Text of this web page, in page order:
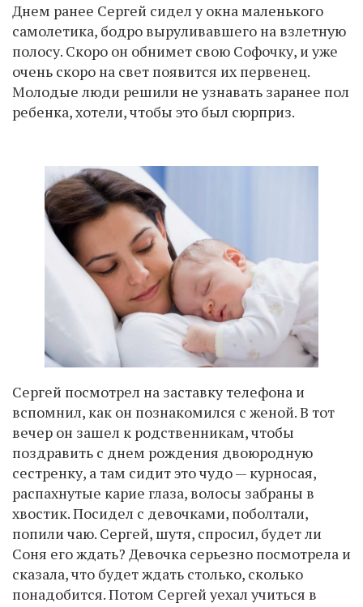
Днем ранее Сергей сидел у окна маленького
самолетика, бодро выруливавшего на взлетную
полосу. Скоро он обнимет свою Софочку, и уже
очень скоро на свет появится их первенец.
Молодые люди решили не узнавать заранее пол
ребенка, хотели, чтобы это был сюрприз.
Сергей посмотрел на заставку телефона и
вспомнил, как он познакомился с женой. В тот
вечер он зашел к родственникам, чтобы
поздравить с днем рождения двоюродную
сестренку, а там сидит это чудо — курносая,
распахнутые карие глаза, волосы забраны в
хвостик. Посидел с девочками, поболтали,
попили чаю. Сергей, шутя, спросил, будет ли
Соня его ждать? Девочка серьезно посмотрела и
сказала, что будет ждать столько, сколько
понадобится. Потом Сергей уехал учиться в